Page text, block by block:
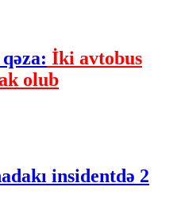
İki avtobus
olub
insidentdə 2